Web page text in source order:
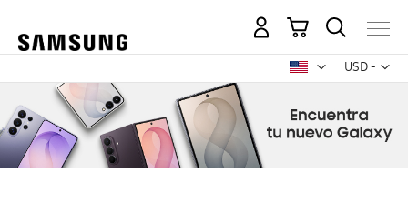
USD -
dólar
Mi carrito